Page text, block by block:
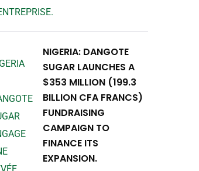
NIGERIA: DANGOTE
SUGAR LAUNCHES A
$353 MILLION (199.3
BILLION CFA FRANCS)
FUNDRAISING
CAMPAIGN TO
FINANCE ITS
EXPANSION.